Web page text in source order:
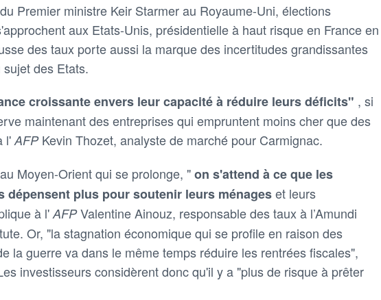
Premier ministre Keir Starmer au Royaume-Uni, élections
aux Etats-Unis, présidentielle à haut risque en France en
des taux porte aussi la marque des incertitudes grandissantes
des Etats.
croissante envers leur capacité à réduire leurs déficits" , si
maintenant des entreprises qui empruntent moins cher que des
l' AFP Kevin Thozet, analyste de marché pour Carmignac.
Moyen-Orient qui se prolonge, "on s'attend à ce que les
dépensent plus pour soutenir leurs ménageset leurs
à l' AFPValentine Ainouz, responsable des taux à l’Amundi
Or, "la stagnation économique qui se profile en raison des
la guerre va dans le même temps réduire les rentrées fiscales",
investisseurs considèrent donc qu'il y a "plus de risque à prêter